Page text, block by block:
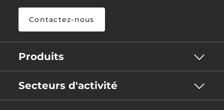
Contactez-nous
Produits
Secteurs d'activité